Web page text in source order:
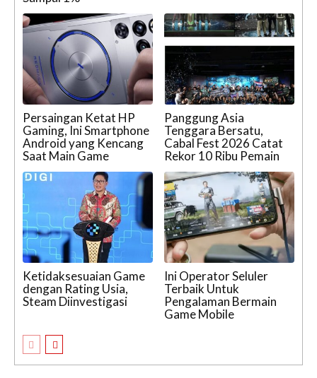
Persaingan Ketat HP
Gaming, Ini Smartphone
Android yang Kencang
Saat Main Game
Panggung Asia
Tenggara Bersatu,
Cabal Fest 2026 Catat
Rekor 10 Ribu Pemain
Ketidaksesuaian Game
dengan Rating Usia,
Steam Diinvestigasi
Ini Operator Seluler
Terbaik Untuk
Pengalaman Bermain
Game Mobile